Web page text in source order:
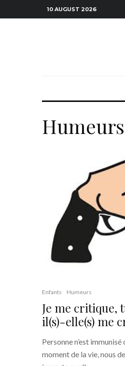
10 AUGUST 2026
Humeurs
Enfants Humeurs
Je me critique,
il(s)-elle(s) me
Personne n’est
moment de la vie, nous